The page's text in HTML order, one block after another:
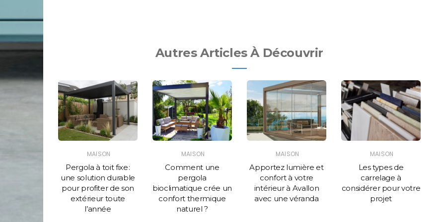
Autres Articles À Découvrir
MAISON
Pergola à toit fixe :
une solution durable
pour profiter de son
extérieur toute
l’année
MAISON
Comment une
pergola
bioclimatique crée un
confort thermique
naturel ?
MAISON
Apportez lumière et
confort à votre
intérieur à Avallon
avec une véranda
MAISON
Les types de
carrelage à
considérer pour votre
projet